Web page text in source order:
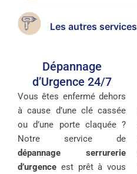
Les autres services
Dépannage
d’Urgence 24/7
Vous êtes enfermé dehors
à cause d’une clé cassée
ou d’une porte claquée ?
Notre service de
dépannage serrurerie
d’urgence est prêt à vous